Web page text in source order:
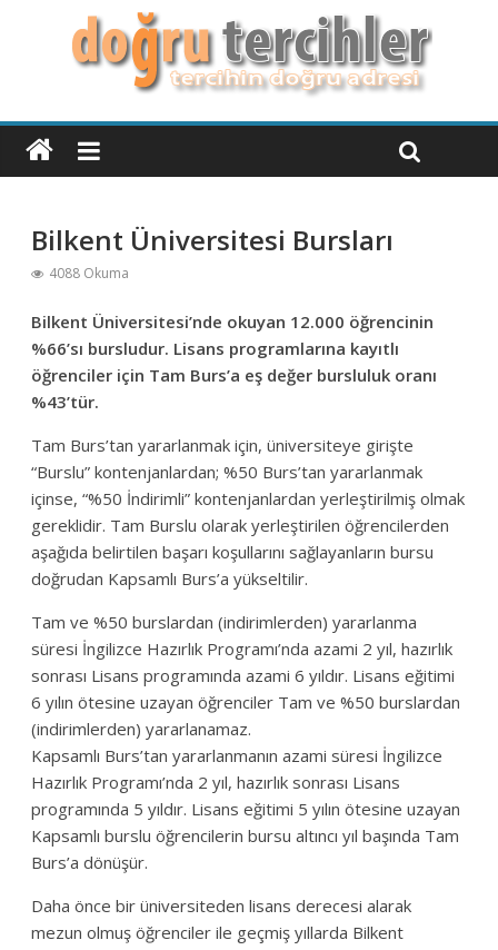
Bilkent Üniversitesi Bursları
4088 Okuma
Bilkent Üniversitesi’nde okuyan 12.000 öğrencinin
%66’sı bursludur. Lisans programlarına kayıtlı
öğrenciler için Tam Burs’a eş değer bursluluk oranı
%43’tür.
Tam Burs’tan yararlanmak için, üniversiteye girişte
“Burslu” kontenjanlardan; %50 Burs’tan yararlanmak
içinse, “%50 İndirimli” kontenjanlardan yerleştirilmiş olmak
gereklidir. Tam Burslu olarak yerleştirilen öğrencilerden
aşağıda belirtilen başarı koşullarını sağlayanların bursu
doğrudan Kapsamlı Burs’a yükseltilir.
Tam ve %50 burslardan (indirimlerden) yararlanma
süresi İngilizce Hazırlık Programı’nda azami 2 yıl, hazırlık
sonrası Lisans programında azami 6 yıldır. Lisans eğitimi
6 yılın ötesine uzayan öğrenciler Tam ve %50 burslardan
(indirimlerden) yararlanamaz.
Kapsamlı Burs’tan yararlanmanın azami süresi İngilizce
Hazırlık Programı’nda 2 yıl, hazırlık sonrası Lisans
programında 5 yıldır. Lisans eğitimi 5 yılın ötesine uzayan
Kapsamlı burslu öğrencilerin bursu altıncı yıl başında Tam
Burs’a dönüşür.
Daha önce bir üniversiteden lisans derecesi alarak
mezun olmuş öğrenciler ile geçmiş yıllarda Bilkent